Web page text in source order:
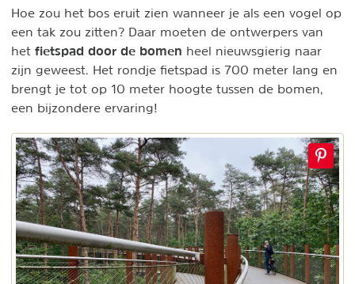
Hoe zou het bos eruit zien wanneer je als een vogel op
een tak zou zitten? Daar moeten de ontwerpers van
het fietspad door de bomen heel nieuwsgierig naar
zijn geweest. Het rondje fietspad is 700 meter lang en
brengt je tot op 10 meter hoogte tussen de bomen,
een bijzondere ervaring!